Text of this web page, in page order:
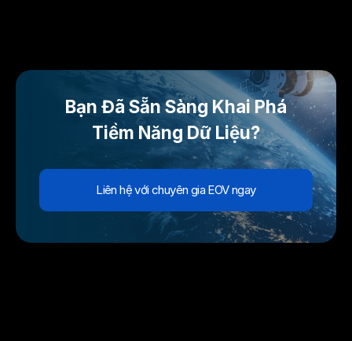
Bạn Đã Sẵn Sàng Khai Phá
Tiềm Năng Dữ Liệu?
Liên hệ với chuyên gia EOV ngay